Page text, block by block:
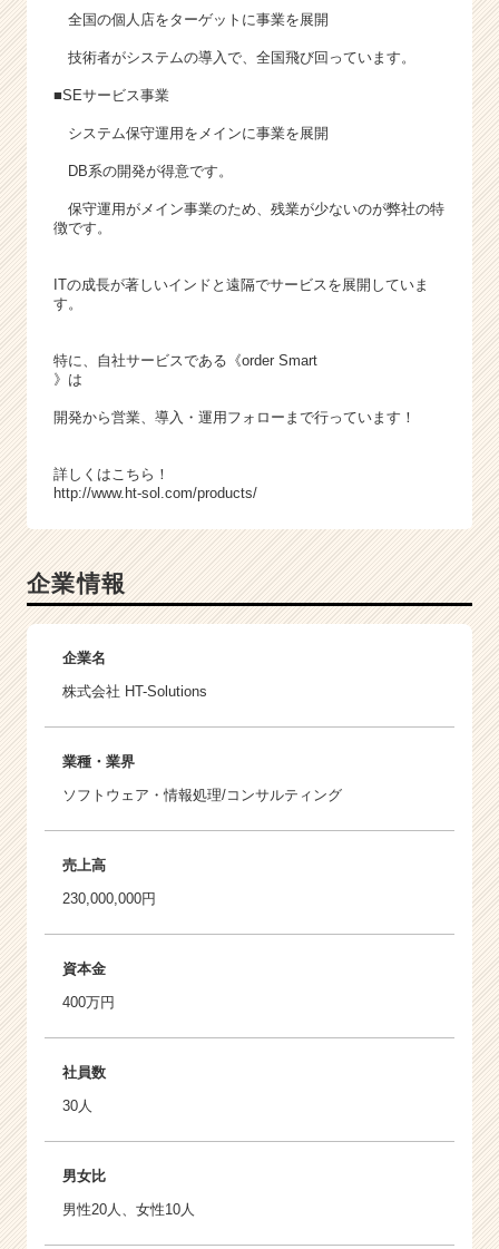
全国の個人店をターゲットに事業を展開
技術者がシステムの導入で、全国飛び回っています。
■SEサービス事業
システム保守運用をメインに事業を展開
DB系の開発が得意です。
保守運用がメイン事業のため、残業が少ないのが弊社の特
徴です。
ITの成長が著しいインドと遠隔でサービスを展開していま
す。
特に、自社サービスである《order Smart
》は
開発から営業、導入・運用フォローまで行っています！
詳しくはこちら！
http://www.ht-sol.com/products/
企業情報
企業名
株式会社 HT-Solutions
業種・業界
ソフトウェア・情報処理/コンサルティング
売上高
230,000,000円
資本金
400万円
社員数
30人
男女比
男性20人、女性10人